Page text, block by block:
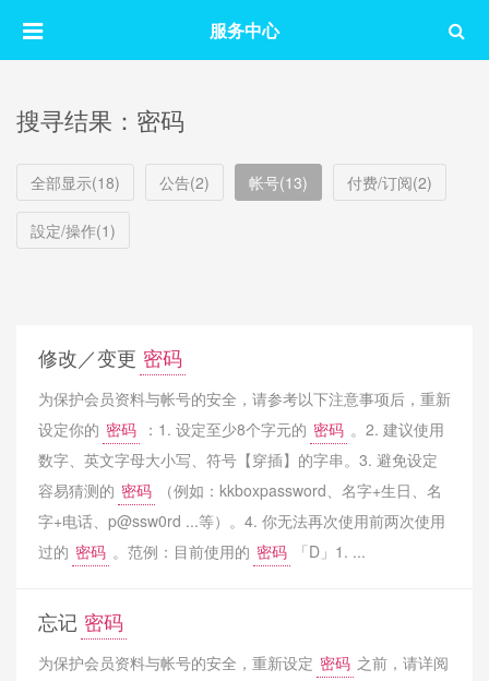
服务中心
搜寻结果：密码
全部显示(18) 公告(2) 帐号(13) 付费/订阅(2)
設定/操作(1)
修改／变更 密码
为保护会员资料与帐号的安全，请参考以下注意事项后，重新
设定你的 密码 ：1. 设定至少8个字元的 密码 。2. 建议使用
数字、英文字母大小写、符号【穿插】的字串。3. 避免设定
容易猜测的 密码
（例如：kkboxpassword、名字+生日、名
字+电话、p@ssw0rd ...等）。4. 你无法再次使用前两次使用
过的 密码 。范例：目前使用的 密码 「D」1. ...
忘记 密码
为保护会员资料与帐号的安全，重新设定 密码 之前，请详阅